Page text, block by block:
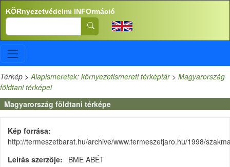
Ugrás a tartalomra
KÖRnyezetvédelmi INFOrmáció
Search
Térkép >Alapismeretek: környezetismereti térképtár> Magyarország
földtani térképei
Magyarország földtani térképe
Kép forrása
http://termeszetbarat.hu/archive/www.termeszetjaro.hu/1998/
Leírás szerzője
BME ABÉT